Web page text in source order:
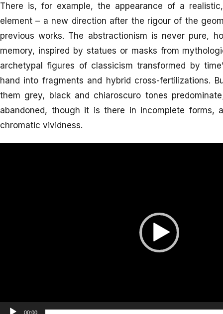
There is, for example, the appearance of a
element – a new direction after the rigour of the
previous works. The abstractionism is never pure,
memory, inspired by statues or masks from
archetypal figures of classicism transformed by
hand into fragments and hybrid cross-fertilizations.
them grey, black and chiaroscuro tones
abandoned, though it is there in incomplete forms,
chromatic vividness.
00:00